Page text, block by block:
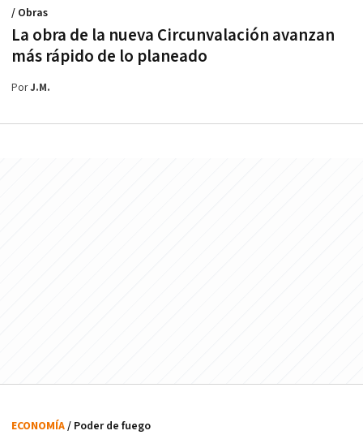
La obra de la nueva Circunvalación avanzan
más rápido de lo planeado
/ Obras
PorJ.M.
ECONOMÍA/ Poder de fuego